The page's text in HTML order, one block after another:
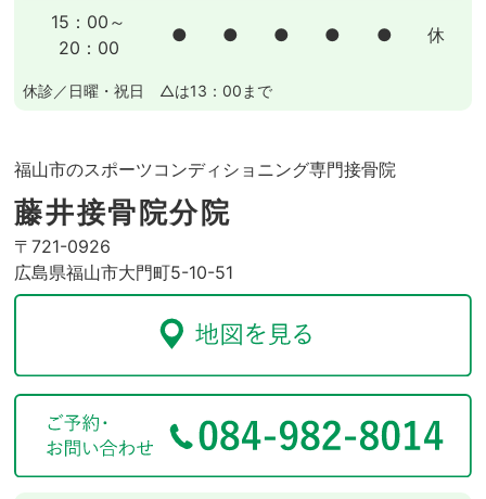
15：00～
20：00
● ● ● ● ● 休
休診／日曜・祝日 △は13：00まで
福山市のスポーツコンディショニング専門接骨院
藤井接骨院分院
〒721-0926
広島県福山市大門町5-10-51